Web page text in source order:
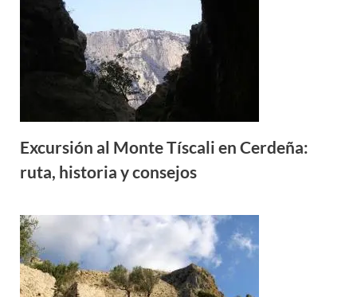
Excursión al Monte Tíscali en Cerdeña:
ruta, historia y consejos